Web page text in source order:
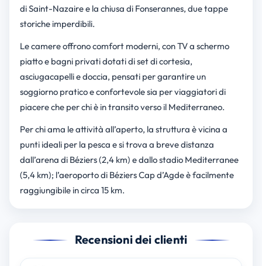
di Saint-Nazaire e la chiusa di Fonserannes, due tappe
storiche imperdibili.
Le camere offrono comfort moderni, con TV a schermo
piatto e bagni privati dotati di set di cortesia,
asciugacapelli e doccia, pensati per garantire un
soggiorno pratico e confortevole sia per viaggiatori di
piacere che per chi è in transito verso il Mediterraneo.
Per chi ama le attività all’aperto, la struttura è vicina a
punti ideali per la pesca e si trova a breve distanza
dall’arena di Béziers (2,4 km) e dallo stadio Mediterranee
(5,4 km); l’aeroporto di Béziers Cap d’Agde è facilmente
raggiungibile in circa 15 km.
Recensioni dei clienti